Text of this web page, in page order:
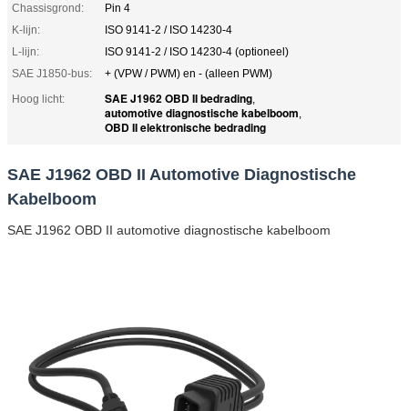
Chassisgrond:
Pin 4
K-lijn:
ISO 9141-2 / ISO 14230-4
L-lijn:
ISO 9141-2 / ISO 14230-4 (optioneel)
SAE J1850-bus:
+ (VPW / PWM) en - (alleen PWM)
Hoog licht:
SAE J1962 OBD II bedrading,
automotive diagnostische kabelboom,
OBD II elektronische bedrading
SAE J1962 OBD II Automotive Diagnostische
Kabelboom
SAE J1962 OBD II automotive diagnostische kabelboom